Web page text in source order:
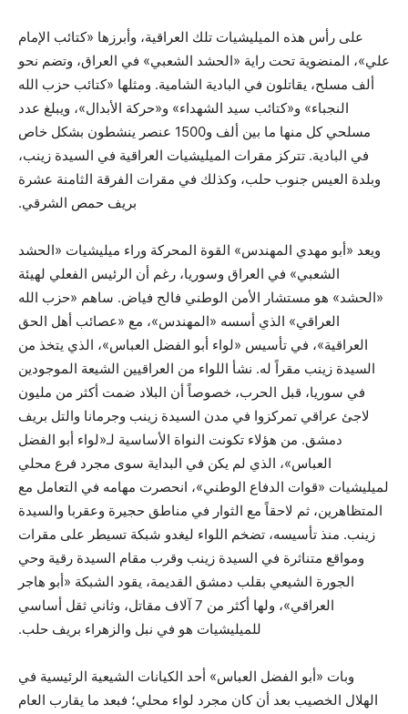
على رأس هذه الميليشيات تلك العراقية، وأبرزها «كتائب الإمام
علي»، المنضوية تحت راية «الحشد الشعبي» في العراق، وتضم نحو
ألف مسلح، يقاتلون في البادية الشامية. ومثلها «كتائب حزب الله
النجباء» و«كتائب سيد الشهداء» و«حركة الأبدال»، ويبلغ عدد
مسلحي كل منها ما بين ألف و1500 عنصر ينشطون بشكل خاص
في البادية. تتركز مقرات الميليشيات العراقية في السيدة زينب،
وبلدة العيس جنوب حلب، وكذلك في مقرات الفرقة الثامنة عشرة
بريف حمص الشرقي.
ويعد «أبو مهدي المهندس» القوة المحركة وراء ميليشيات «الحشد
الشعبي» في العراق وسوريا، رغم أن الرئيس الفعلي لهيئة
«الحشد» هو مستشار الأمن الوطني فالح فياض. ساهم «حزب الله
العراقي» الذي أسسه «المهندس»، مع «عصائب أهل الحق
العراقية»، في تأسيس «لواء أبو الفضل العباس»، الذي يتخذ من
السيدة زينب مقراً له. نشأ اللواء من العراقيين الشيعة الموجودين
في سوريا، قبل الحرب، خصوصاً أن البلاد ضمت أكثر من مليون
لاجئ عراقي تمركزوا في مدن السيدة زينب وجرمانا والتل بريف
دمشق. من هؤلاء تكونت النواة الأساسية لـ«لواء أبو الفضل
العباس»، الذي لم يكن في البداية سوى مجرد فرع محلي
لميليشيات «قوات الدفاع الوطني»، انحصرت مهامه في التعامل مع
المتظاهرين، ثم لاحقاً مع الثوار في مناطق حجيرة وعقربا والسيدة
زينب. منذ تأسيسه، تضخم اللواء ليغدو شبكة تسيطر على مقرات
ومواقع متناثرة في السيدة زينب وقرب مقام السيدة رقية وحي
الجورة الشيعي بقلب دمشق القديمة، يقود الشبكة «أبو هاجر
العراقي»، ولها أكثر من 7 آلاف مقاتل، وثاني ثقل أساسي
للميليشيات هو في نبل والزهراء بريف حلب.
وبات «أبو الفضل العباس» أحد الكيانات الشيعية الرئيسية في
الهلال الخصيب بعد أن كان مجرد لواء محلي؛ فبعد ما يقارب العام